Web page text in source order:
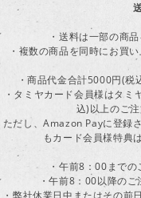
・送料は一部の商
・複数の商品を同時にお買
・商品代金合計5000円(税
・タミヤカード会員様はタ
込)以上のご
ただし、Amazon Payに登録
もカード会員様特典
・午前8：00までの
・午前8：00以降の
・弊社休業日中またはその前